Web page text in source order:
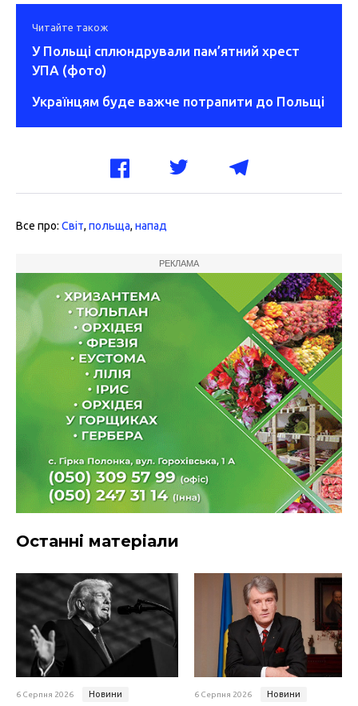
Читайте також
У Польщі сплюндрували пам’ятний хрест
УПА (фото)
Українцям буде важче потрапити до Польщі
Все про: Світ, польща, напад
РЕКЛАМА
Останні матеріали
6 Серпня 2026 Новини 6 Серпня 2026 Новини